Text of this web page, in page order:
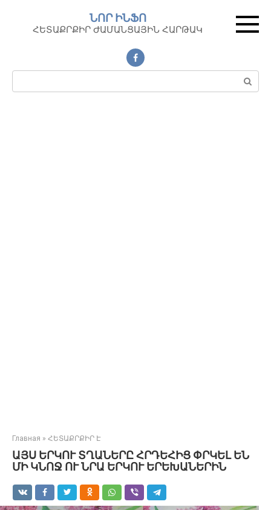
контенту
ՆՈՐ ԻՆՖՈ
ՀԵՏԱՔՐՔԻՐ ԺԱՄԱՆՑԱՅԻՆ ՀԱՐԹԱԿ
Поиск:
Главная » ՀԵՏԱՔՐՔԻՐ Է
ԱՅՍ ԵՐԿՈՒ ՏՂԱՆԵՐԸ ՀՐԴԵՀԻՑ ՓՐԿԵԼ ԵՆ
ՄԻ ԿՆՈՋ ՈՒ ՆՐԱ ԵՐԿՈՒ ԵՐԵԽԱՆԵՐԻՆ